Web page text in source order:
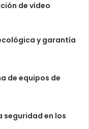
de vídeo
y garantía
de equipos de
seguridad en los